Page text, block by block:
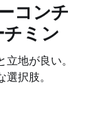
コンチ
ミン
地が良い。
択肢。